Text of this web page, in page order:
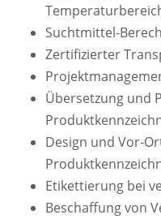
Suchtmittel-
Zertifizierter
Übersetzung und
Design und Vor-
Etikettierung bei
Beschaffung von